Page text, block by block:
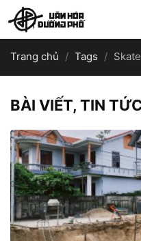
Trang chủ Tags
BÀI VIẾT, TIN